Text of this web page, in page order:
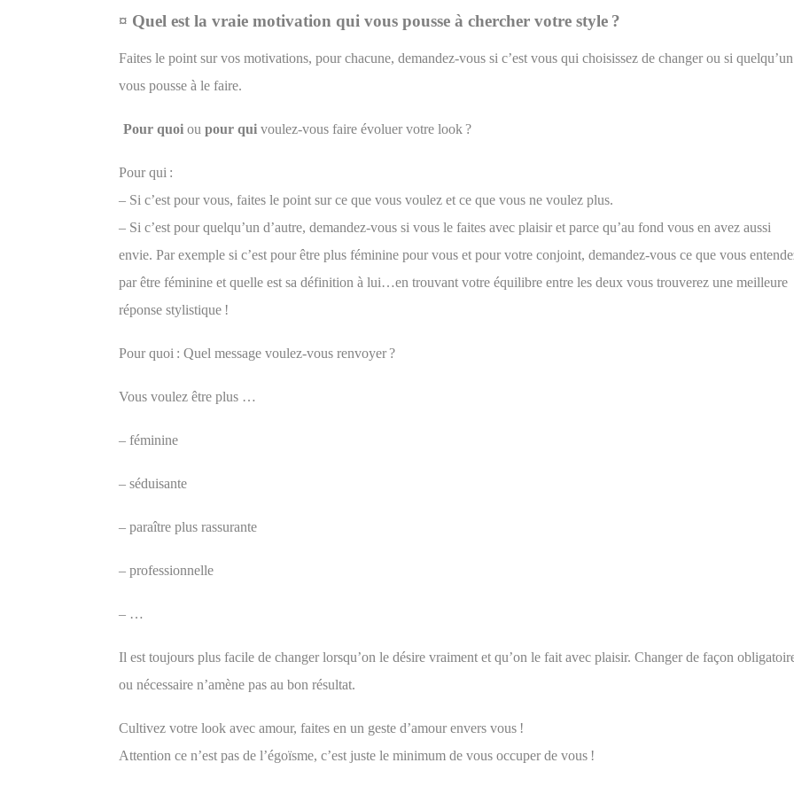
¤ Quel est la vraie motivation qui vous pousse à chercher votre style ?
Faites le point sur vos motivations, pour chacune, demandez-vous si c’est vous qui choisissez de changer ou si quelqu’un
vous pousse à le faire.
Pour quoi ou pour qui voulez-vous faire évoluer votre look ?
Pour qui :
– Si c’est pour vous, faites le point sur ce que vous voulez et ce que vous ne voulez plus.
– Si c’est pour quelqu’un d’autre, demandez-vous si vous le faites avec plaisir et parce qu’au fond vous en avez aussi
envie. Par exemple si c’est pour être plus féminine pour vous et pour votre conjoint, demandez-vous ce que vous
par être féminine et quelle est sa définition à lui…en trouvant votre équilibre entre les deux vous trouverez une meilleure
réponse stylistique !
Pour quoi : Quel message voulez-vous renvoyer ?
Vous voulez être plus …
– féminine
– séduisante
– paraître plus rassurante
– professionnelle
– …
Il est toujours plus facile de changer lorsqu’on le désire vraiment et qu’on le fait avec plaisir. Changer de façon
ou nécessaire n’amène pas au bon résultat.
Cultivez votre look avec amour, faites en un geste d’amour envers vous !
Attention ce n’est pas de l’égoïsme, c’est juste le minimum de vous occuper de vous !